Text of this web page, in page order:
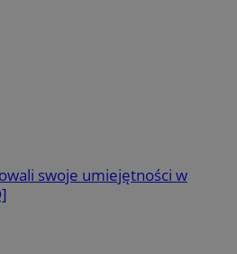
swoje umiejętności w